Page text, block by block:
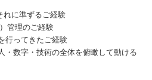
れに準ずるご経験
管理のご経験
行ってきたご経験
数字・技術の全体を俯瞰して動ける